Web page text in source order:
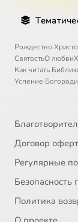
Рождество
СвятостьО любви
Как читать Библию
Успение
Договор
Регулярные
Безопасность
Политика